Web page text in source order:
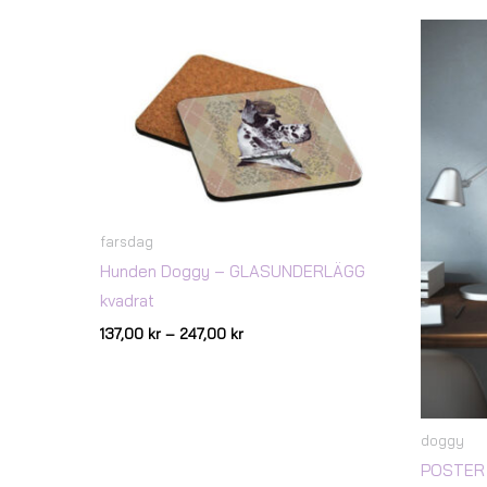
farsdag
Hunden Doggy – GLASUNDERLÄGG
kvadrat
137,00 kr – 247,00 kr
till
247,00 kr
doggy